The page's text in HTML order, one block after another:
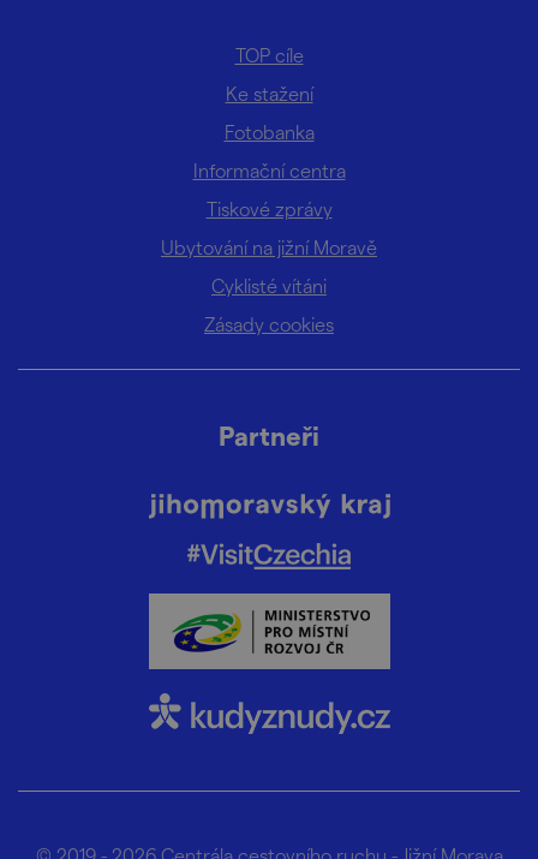
TOP cíle
Ke stažení
Fotobanka
Informační centra
Tiskové zprávy
Ubytování na jižní Moravě
Cyklisté vítáni
Zásady cookies
Partneři